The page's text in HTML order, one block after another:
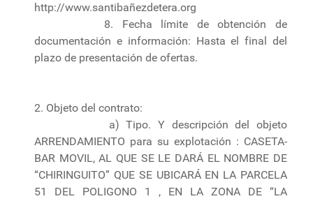
http://www.santibañezdetera.org
8. Fecha límite de obtención de
documentación e información: Hasta el final del
plazo de presentación de ofertas.
2. Objeto del contrato:
a) Tipo. Y descripción del objeto
ARRENDAMIENTO para su explotación : CASETA-
BAR MOVIL, AL QUE SE LE DARÁ EL NOMBRE DE
“CHIRINGUITO” QUE SE UBICARÁ EN LA PARCELA
51 DEL POLIGONO 1 , EN LA ZONA DE “LA